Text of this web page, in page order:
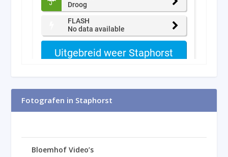
Fotografen in Staphorst
Bloemhof Video’s